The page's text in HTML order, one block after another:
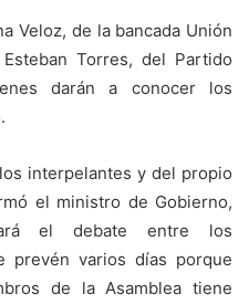
Veloz, de la bancada Unión
Torres, del Partido
darán a conocer los
interpelantes y del propio
el ministro de Gobierno,
el debate entre los
prevén varios días porque
de la Asamblea tiene